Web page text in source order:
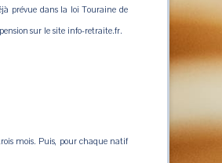
prévue dans la loi Touraine de
sur le site info-retraite.fr.
mois. Puis, pour chaque natif